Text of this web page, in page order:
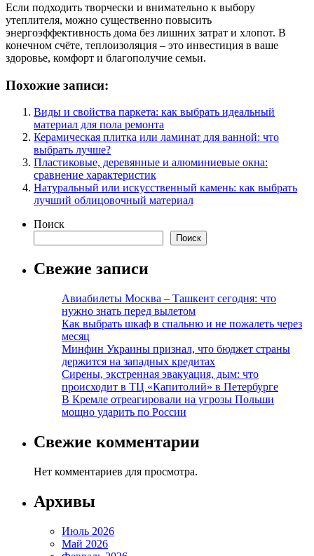
Если подходить творчески и внимательно к выбору
утеплителя, можно существенно повысить
энергоэффективность дома без лишних затрат и хлопот. В
конечном счёте, теплоизоляция – это инвестиция в ваше
здоровье, комфорт и благополучие семьи.
Похожие записи:
Виды и свойства паркета: как выбрать идеальный
материал для пола ремонта
Керамическая плитка или ламинат для ванной: что
выбрать лучше?
Пластиковые, деревянные и алюминиевые окна:
сравнение характеристик
Натуральный или искусственный камень: как выбрать
лучший облицовочный материал
Поиск
Поиск
Свежие записи
Авиабилеты Москва – Ташкент сегодня: что
нужно знать перед вылетом
Как выбрать шкаф в спальню и не пожалеть через
месяц
Минфин Украины признал, что бюджет страны
держится на западных кредитах
Сирены, экстренная эвакуация, дым: что
происходит в ТЦ «Капитолий» в Петербурге
В Кремле отреагировали на угрозы Польши
мощно ударить по России
Свежие комментарии
Нет комментариев для просмотра.
Архивы
Июль 2026
Май 2026